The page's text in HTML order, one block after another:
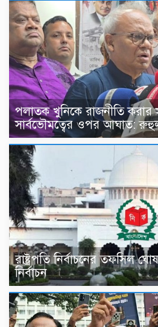
পলাতক খুনিকে রাজনীতি
সার্বভৌমত্বের ওপর আঘাত:
রাষ্ট্রপতি নির্বাচনের তফসিল
নির্বাচন